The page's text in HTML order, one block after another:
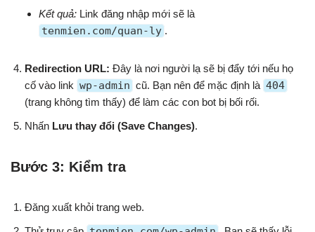
Kết quả: Link đăng nhập mới sẽ là
tenmien.com/quan-ly .
Redirection URL: Đây là nơi người lạ sẽ bị đẩy tới nếu họ
cố vào link wp-admin cũ. Bạn nên để mặc định là 404
(trang không tìm thấy) để làm các con bot bị bối rối.
Nhấn Lưu thay đổi (Save Changes).
Bước 3: Kiểm tra
Đăng xuất khỏi trang web.